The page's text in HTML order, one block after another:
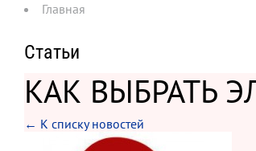
Главная
Статьи
КАК ВЫБРАТЬ
← К списку новостей